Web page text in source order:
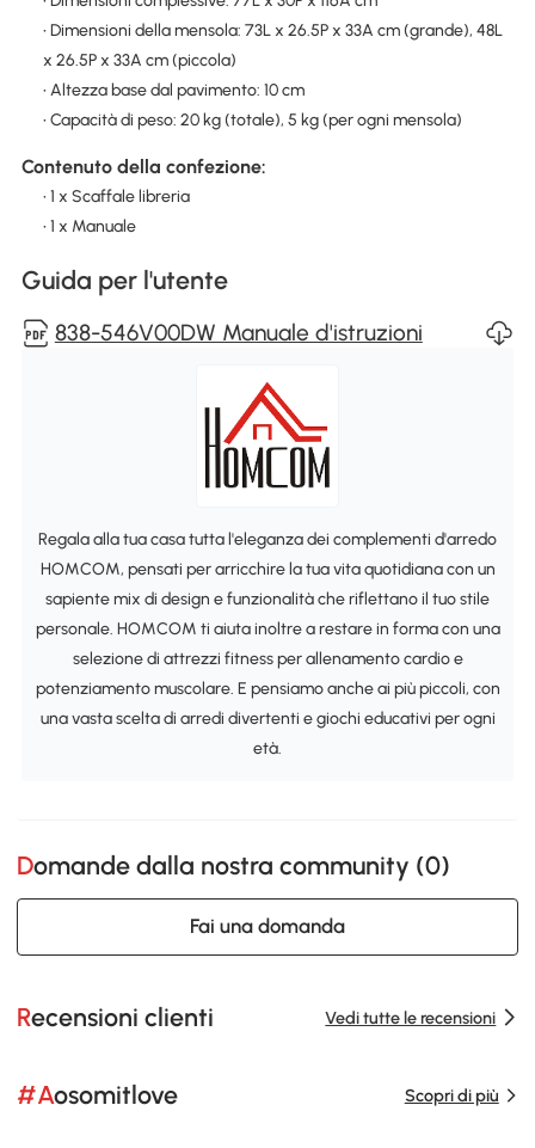
• Dimensioni della mensola: 73L x 26.5P x 33A cm (grande), 48L
x 26.5P x 33A cm (piccola)
• Altezza base dal pavimento: 10 cm
• Capacità di peso: 20 kg (totale), 5 kg (per ogni mensola)
Contenuto della confezione:
• 1 x Scaffale libreria
• 1 x Manuale
Guida per l'utente
838-546V00DW Manuale d'istruzioni
Regala alla tua casa tutta l'eleganza dei complementi d'arredo
HOMCOM, pensati per arricchire la tua vita quotidiana con un
sapiente mix di design e funzionalità che riflettano il tuo stile
personale. HOMCOM ti aiuta inoltre a restare in forma con una
selezione di attrezzi fitness per allenamento cardio e
potenziamento muscolare. E pensiamo anche ai più piccoli, con
una vasta scelta di arredi divertenti e giochi educativi per ogni
età.
Domande dalla nostra community (0)
Fai una domanda
Recensioni clienti Vedi tutte le recensioni
#Aosomitlove Scopri di più